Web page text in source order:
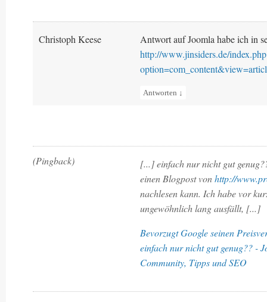
Christoph Keese
Antwort auf Joomla habe ich in
http://www.jinsiders.de/
Antworten ↓
(Pingback)
[...] einfach nur nicht gut
einen Blogpost vonhttp://
nachlesen kann. Ich habe vor
ungewöhnlich lang ausfällt, [...]
Bevorzugt Google seinen
einfach nur nicht gut genug?? -
Community, Tipps und SEO